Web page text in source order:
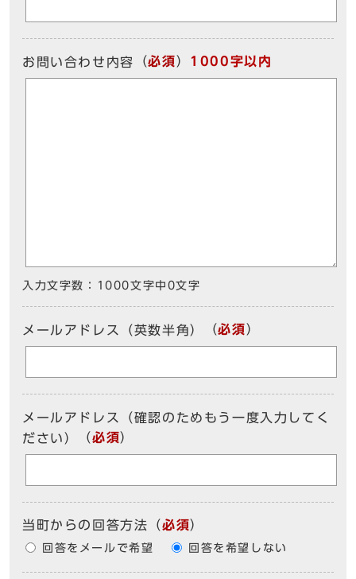
お問い合わせ内容 （必須） 1000字以内
入力文字数： 1000文字中 0文字
メールアドレス（英数半角） （必須）
メールアドレス（確認のためもう一度入力してく
ださい）
（必須）
当町からの回答方法 （必須）
回答をメールで希望 回答を希望しない